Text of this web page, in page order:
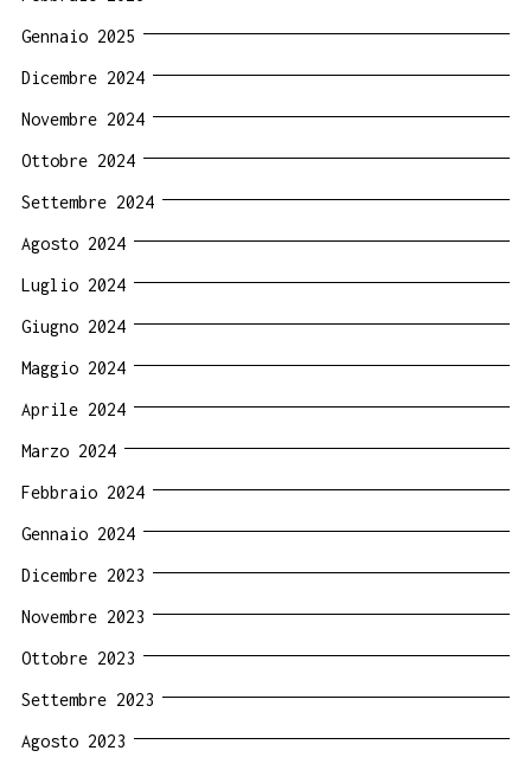
Gennaio 2025
Dicembre 2024
Novembre 2024
Ottobre 2024
Settembre 2024
Agosto 2024
Luglio 2024
Giugno 2024
Maggio 2024
Aprile 2024
Marzo 2024
Febbraio 2024
Gennaio 2024
Dicembre 2023
Novembre 2023
Ottobre 2023
Settembre 2023
Agosto 2023